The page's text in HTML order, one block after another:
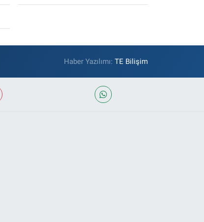
Haber Yazılımı:TE Bilişim